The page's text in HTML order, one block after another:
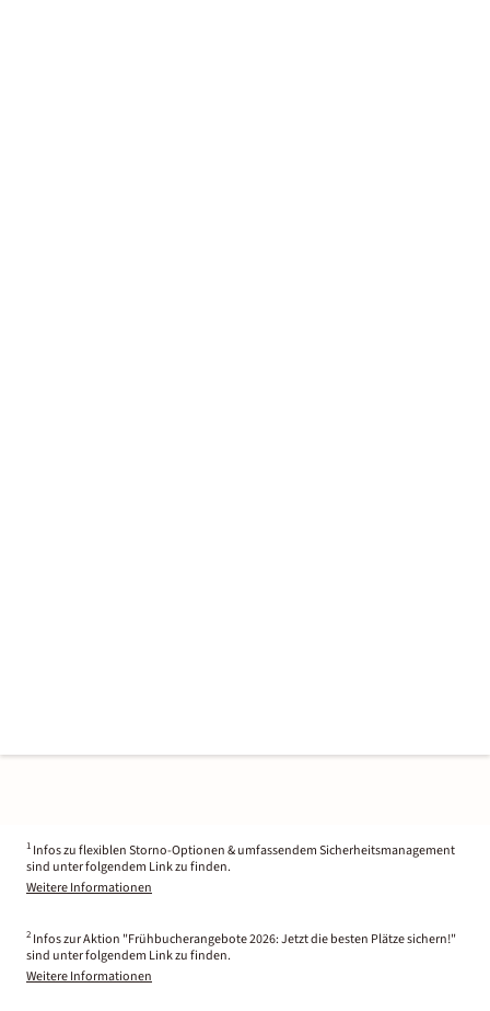
1 Infos zu flexiblen Storno-Optionen & umfassendem Sicherheitsmanagement
sind unter folgendem Link zu finden.
Weitere Informationen
2 Infos zur Aktion "Frühbucherangebote 2026: Jetzt die besten Plätze sichern!"
sind unter folgendem Link zu finden.
Weitere Informationen